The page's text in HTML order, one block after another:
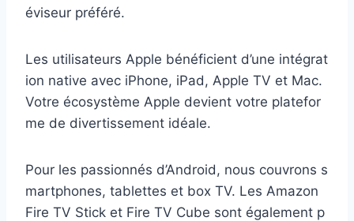
éviseur préféré.
Les utilisateurs Apple bénéficient d’une intégrat
ion native avec iPhone, iPad, Apple TV et Mac.
Votre écosystème Apple devient votre platefor
me de divertissement idéale.
Pour les passionnés d’Android, nous couvrons s
martphones, tablettes et box TV. Les Amazon
Fire TV Stick et Fire TV Cube sont également p